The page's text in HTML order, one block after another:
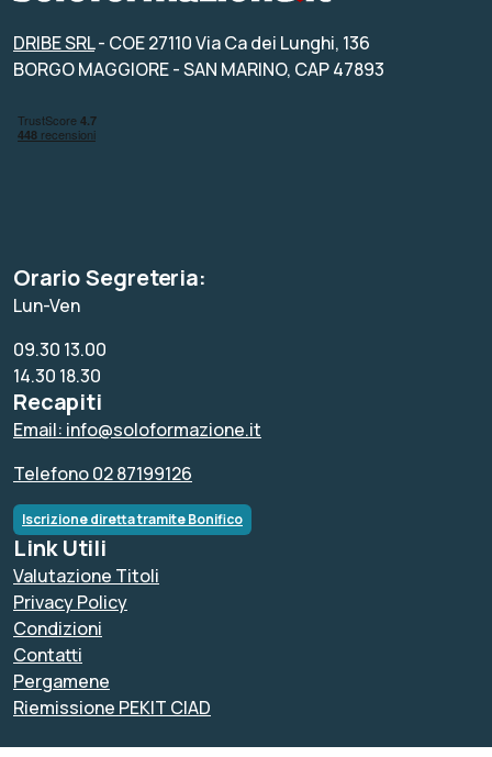
DRIBE SRL- COE 27110 Via Ca dei Lunghi, 136
BORGO MAGGIORE - SAN MARINO, CAP 47893
Orario Segreteria:
Lun-Ven
09.30 13.00
14.30 18.30
Recapiti
Email: info@soloformazione.it
Telefono 02 87199126
Iscrizione diretta tramite Bonifico
Link Utili
Valutazione Titoli
Privacy Policy
Condizioni
Contatti
Pergamene
Riemissione PEKIT CIAD